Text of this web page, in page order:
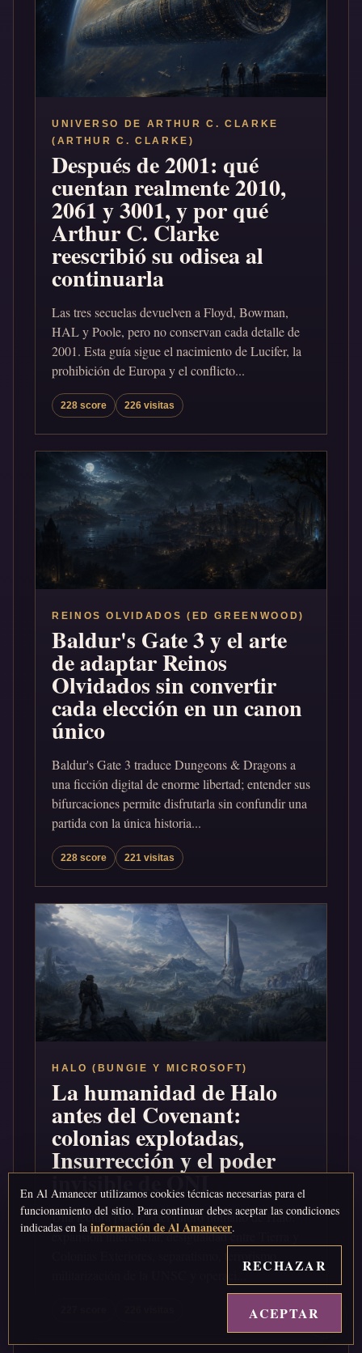
UNIVERSO DE ARTHUR C. CLARKE
(ARTHUR C. CLARKE)
Después de 2001: qué
cuentan realmente 2010,
2061 y 3001, y por qué
Arthur C. Clarke
reescribió su odisea al
continuarla
Las tres secuelas devuelven a Floyd, Bowman,
HAL y Poole, pero no conservan cada detalle de
2001. Esta guía sigue el nacimiento de Lucifer, la
prohibición de Europa y el conflicto...
228 score 226 visitas
REINOS OLVIDADOS (ED GREENWOOD)
Baldur's Gate 3 y el arte
de adaptar Reinos
Olvidados sin convertir
cada elección en un canon
único
Baldur's Gate 3 traduce Dungeons & Dragons a
una ficción digital de enorme libertad; entender sus
bifurcaciones permite disfrutarla sin confundir una
partida con la única historia...
228 score 221 visitas
HALO (BUNGIE Y MICROSOFT)
La humanidad de Halo
antes del Covenant:
colonias explotadas,
Insurrección y el poder
invisible de ONI
Una lectura política del futuro humano de Halo:
expansión interestelar, desigualdad entre Tierra y
militarización de la UNSC y operaci...
En Al Amanecer utilizamos cookies técnicas necesarias para el
funcionamiento del sitio. Para continuar debes aceptar las condiciones
indicadas en la información de Al Amanecer.
RECHAZAR
ACEPTAR